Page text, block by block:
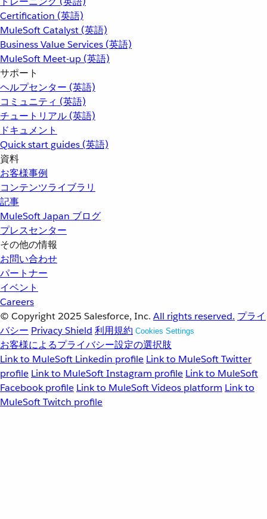
Certification (英語)
MuleSoft Catalyst (英語)
Business Value Services (英語)
MuleSoft Meet-up (英語)
サポート
ヘルプセンター (英語)
コミュニティ (英語)
チュートリアル (英語)
ドキュメント
Quick start guides (英語)
資料
お客様事例
コンテンツライブラリ
記事
MuleSoft Japan ブログ
プレスセンター
その他の情報
お問い合わせ
パートナー
イベント
Careers
© Copyright 2025 Salesforce, Inc. All rights reserved. プライ
バシー Privacy Shield 利用規約 Cookies Settings
お客様によるプライバシー設定の選択肢
Link to MuleSoft Linkedin profile Link to MuleSoft Twitter
profile Link to MuleSoft Instagram profile Link to MuleSoft
Facebook profile Link to MuleSoft Videos platform Link to
MuleSoft Twitch profile